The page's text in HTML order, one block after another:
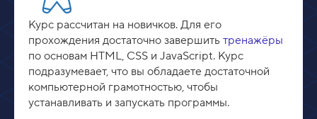
Курс рассчитан на новичков. Для его
прохождения достаточно завершить тренажёры
по основам HTML, CSS и JavaScript. Курс
подразумевает, что вы обладаете достаточной
компьютерной грамотностью, чтобы
устанавливать и запускать программы.